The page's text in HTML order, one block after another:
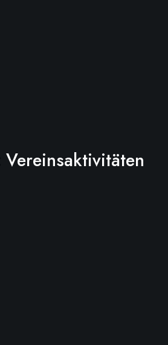
Vereinsaktivitäten